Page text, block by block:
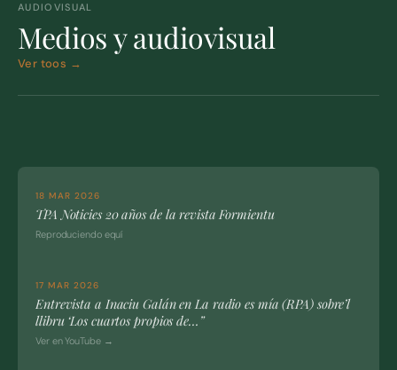
AUDIOVISUAL
Medios y audiovisual
Ver toos →
18 MAR 2026
TPA Noticies 20 años de la revista Formientu
Reproduciendo equí
17 MAR 2026
Entrevista a Inaciu Galán en La radio es mía (RPA) sobre’l
llibru ‘Los cuartos propios de…”
Ver en YouTube →